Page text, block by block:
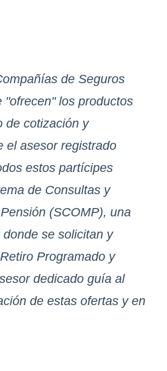
de Seguros
"ofrecen" los productos
de cotización y
el asesor registrado
estos partícipes
de Consultas y
(SCOMP), una
se solicitan y
Programado y
dedicado guía al
de estas ofertas y en